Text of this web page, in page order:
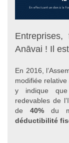
Anāvai ! Il
En 2016,
modifiée relative
y indique
redevables de
de 40%du
déductibilité